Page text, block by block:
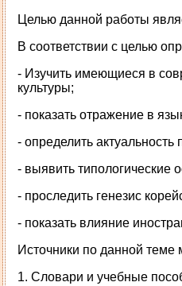
Целью данной работы
В соответствии с целью
- Изучить имеющиеся в
культуры;
- показать отражение в
- определить
- выявить типологические
- проследить генезис
- показать влияние
Источники по данной
1. Словари и учебные